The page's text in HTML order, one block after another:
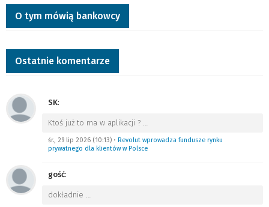
O tym mówią bankowcy
Ostatnie komentarze
SK:
Ktoś już to ma w aplikacji ? …
śr., 29 lip 2026 (10:13) • Revolut wprowadza fundusze rynku
prywatnego dla klientów w Polsce
gość:
dokładnie …